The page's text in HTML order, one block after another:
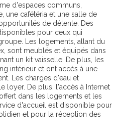
d'espaces communs,
une cafétéria et une salle de
de détente. Des
pour ceux qui
Les logements, allant du
sont meublés et équipés dans
un kit vaisselle. De plus, les
intérieur et ont accès à une
Les charges d'eau et
loyer. De plus, l'accès à Internet
dans les logements et les
d'accueil est disponible pour
et pour la réception des